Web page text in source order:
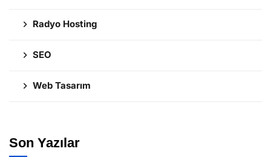
Radyo Hosting
SEO
Web Tasarım
Son Yazılar